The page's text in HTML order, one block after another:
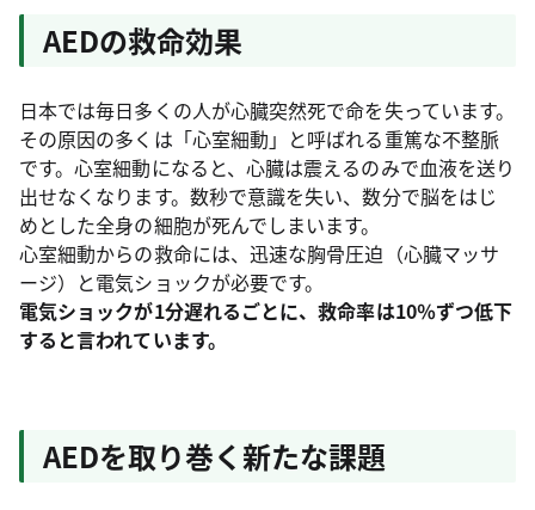
AEDの救命効果
日本では毎日多くの人が心臓突然死で命を失っています。
その原因の多くは「心室細動」と呼ばれる重篤な不整脈
です。心室細動になると、心臓は震えるのみで血液を送り
出せなくなります。数秒で意識を失い、数分で脳をはじ
めとした全身の細胞が死んでしまいます。
心室細動からの救命には、迅速な胸骨圧迫（心臓マッサ
ージ）と電気ショックが必要です。
電気ショックが1分遅れるごとに、救命率は10％ずつ低下
すると言われています。
AEDを取り巻く新たな課題